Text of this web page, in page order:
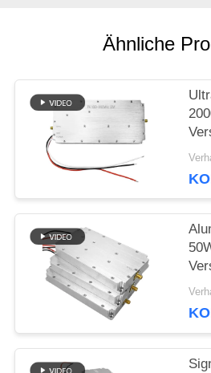
ZITAT
SITEMAP
PRIVACY
POLICY
Ähnliche